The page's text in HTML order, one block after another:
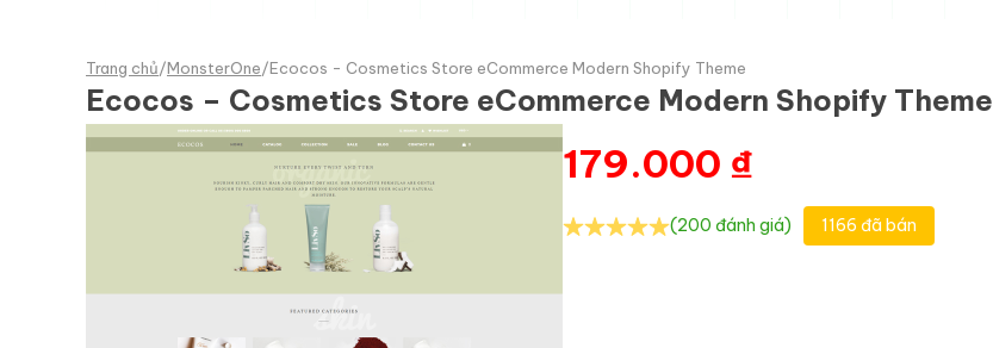
Trang chủ/MonsterOne/Ecocos - Cosmetics Store eCommerce Modern Shopify Theme
Ecocos – Cosmetics Store eCommerce Modern Shopify Theme
179.000 ₫
(200 đánh giá) 1166 đã bán